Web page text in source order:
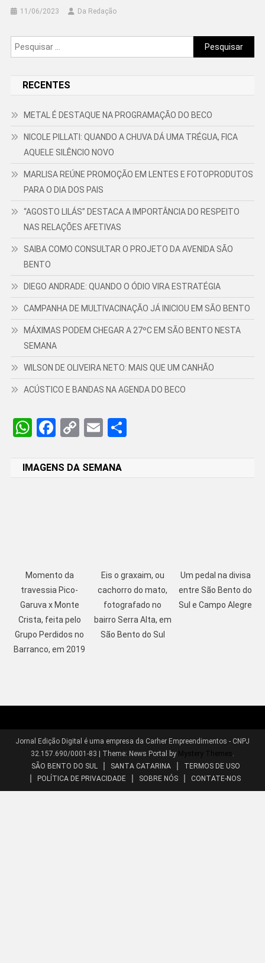
11/06/2023 Da Redação
Pesquisar
por:
RECENTES
METAL É DESTAQUE NA PROGRAMAÇÃO DO BECO
NICOLE PILLATI: QUANDO A CHUVA DÁ UMA TRÉGUA, FICA
AQUELE SILÊNCIO NOVO
MARLISA REÚNE PROMOÇÃO EM LENTES E FOTOPRODUTOS
PARA O DIA DOS PAIS
“AGOSTO LILÁS” DESTACA A IMPORTÂNCIA DO RESPEITO
NAS RELAÇÕES AFETIVAS
SAIBA COMO CONSULTAR O PROJETO DA AVENIDA SÃO
BENTO
DIEGO ANDRADE: QUANDO O ÓDIO VIRA ESTRATÉGIA
CAMPANHA DE MULTIVACINAÇÃO JÁ INICIOU EM SÃO BENTO
MÁXIMAS PODEM CHEGAR A 27ºC EM SÃO BENTO NESTA
SEMANA
WILSON DE OLIVEIRA NETO: MAIS QUE UM CANHÃO
ACÚSTICO E BANDAS NA AGENDA DO BECO
WhatsApp
Facebook
CopyEmailShare
IMAGENS DA SEMANA
Momento da
travessia Pico-
Garuva x Monte
Crista, feita pelo
Grupo Perdidos no
Barranco, em 2019
Eis o graxaim, ou
cachorro do mato,
fotografado no
bairro Serra Alta, em
São Bento do Sul
Um pedal na divisa
entre São Bento do
Sul e Campo Alegre
Jornal Edição Digital é uma empresa da Carher Empreendimentos - CNPJ
32.157.690/0001-83
Theme: News Portal by Mystery Themes .
SÃO BENTO DO SUL
SANTA CATARINA
TERMOS DE USO
POLÍTICA DE PRIVACIDADE
SOBRE NÓS CONTATE-NOS